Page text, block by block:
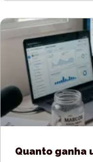
Quanto ganha